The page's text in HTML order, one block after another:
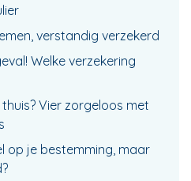
verstandig verzekerd
Welke verzekering
Vier zorgeloos met
op je bestemming, maar